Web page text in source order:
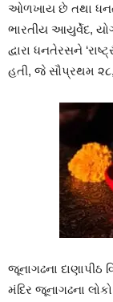
ઓળખાય છે તથા
ભારતીય આયુર્વેદ,
દ્વારા ધનતેરસને ‘
હતી, જે સૌપ્રથમ ૨૮,
જૂનાગઢના દાણાપીઠ
મંદિર જૂનાગઢના લોકો